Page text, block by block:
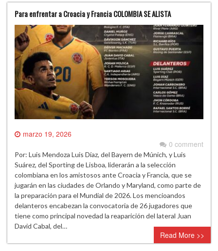
Para enfrentar a Croacia y Francia COLOMBIA SE ALISTA
marzo 19, 2026
0 comment
Por: Luis Mendoza Luis Díaz, del Bayern de Múnich, y Luis
Suárez, del Sporting de Lisboa, liderarán a la selección
colombiana en los amistosos ante Croacia y Francia, que se
jugarán en las ciudades de Orlando y Maryland, como parte de
la preparación para el Mundial de 2026. Los mencioandos
delanteros encabezan la convocatoria de 26 jugadores que
tiene como principal novedad la reaparición del lateral Juan
David Cabal, del…
Read More >>